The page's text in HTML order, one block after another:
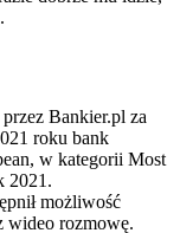
Bankier.pl za
roku bank
w kategorii Most
2021.
możliwość
wideo rozmowę.